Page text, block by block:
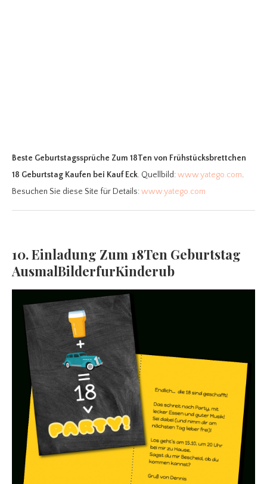
Beste Geburtstagssprüche Zum 18Ten von Frühstücksbrettchen
18 Geburtstag Kaufen bei Kauf Eck. Quellbild:www.yatego.com.
Besuchen Sie diese Site für Details:www.yatego.com
10. Einladung Zum 18Ten Geburtstag
AusmalBilderfurKinderub